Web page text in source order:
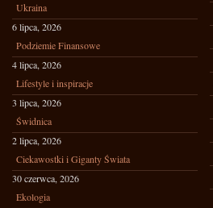
Ukraina
6 lipca, 2026
Podziemie Finansowe
4 lipca, 2026
Lifestyle i inspiracje
3 lipca, 2026
Świdnica
2 lipca, 2026
Ciekawostki i Giganty Świata
30 czerwca, 2026
Ekologia